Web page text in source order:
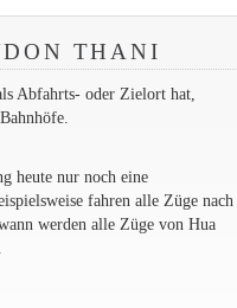
THANI
Abfahrts- oder Zielort hat,
heute nur noch eine
fahren alle Züge nach
werden alle Züge von Hua